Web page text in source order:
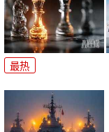
最热